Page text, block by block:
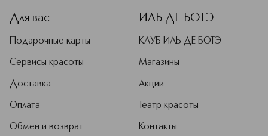
Для вас
Подарочные карты
Сервисы красоты
Доставка
Оплата
Обмен и возврат
ИЛЬ ДЕ БОТЭ
КЛУБ ИЛЬ ДЕ БОТЭ
Магазины
Акции
Театр красоты
Контакты